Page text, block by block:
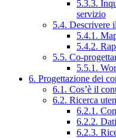
5.3.3.
servizio
5.4. Descrivere
5.4.1.
5.4.2.
5.5. Co-
5.5.1.
6. Progettazione dei
6.1. Cos’è il
6.2. Ricerca
6.2.1.
6.2.2.
6.2.3.